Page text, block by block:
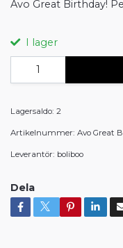
Avo Great Birthday!
I lager
Lagersaldo: 2
Artikelnummer: Avo Great
Leverantör: boliboo
Dela